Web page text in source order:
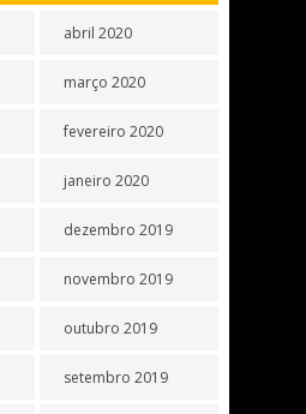
abril 2020
março 2020
fevereiro 2020
janeiro 2020
dezembro 2019
novembro 2019
outubro 2019
setembro 2019